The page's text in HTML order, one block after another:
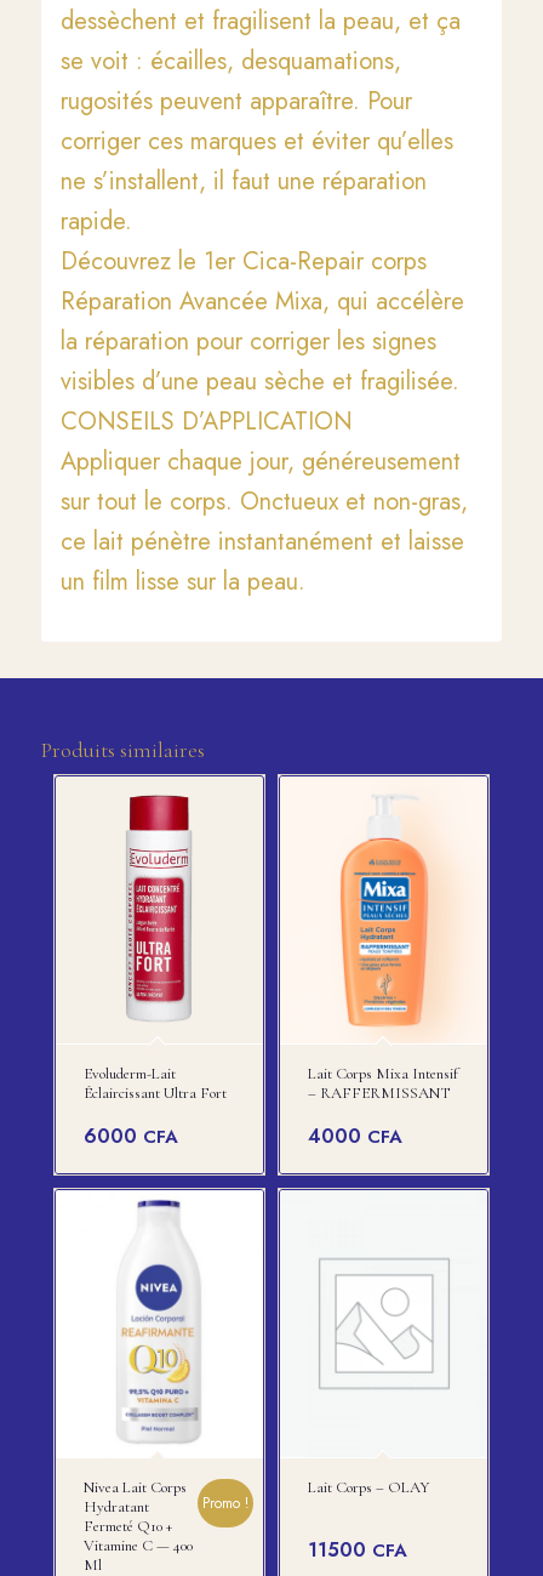
dessèchent et fragilisent la peau, et ça
se voit : écailles, desquamations,
rugosités peuvent apparaître. Pour
corriger ces marques et éviter qu’elles
ne s’installent, il faut une réparation
rapide.
Découvrez le 1er Cica-Repair corps
Réparation Avancée Mixa, qui accélère
la réparation pour corriger les signes
visibles d’une peau sèche et fragilisée.
CONSEILS D’APPLICATION
Appliquer chaque jour, généreusement
sur tout le corps. Onctueux et non-gras,
ce lait pénètre instantanément et laisse
un film lisse sur la peau.
Produits similaires
Evoluderm-Lait
Éclaircissant Ultra Fort
6000 CFA
Lait Corps Mixa Intensif
– RAFFERMISSANT
4000 CFA
Nivea Lait Corps
Hydratant
Fermeté Q10 +
Vitamine C — 400
Ml
Promo !
Lait Corps – OLAY
11500 CFA